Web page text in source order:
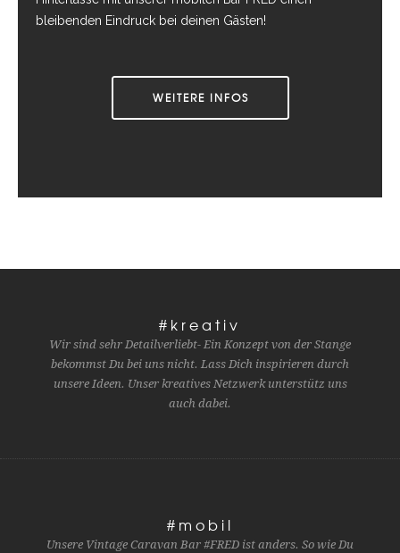
bleibenden Eindruck bei deinen Gästen!
WEITERE INFOS
#kreativ
Wir sind sehr Detailverliebt- Ein Konzept von der Stange
bekommst Du bei uns nicht. Lass Dich inspirieren durch
unsere Ideen. Unser kreatives Netzwerk unterstütz uns
auch dabei.
#mobil
Unsere Vintage Caravan Bar #FRED ist anders. So wie Du